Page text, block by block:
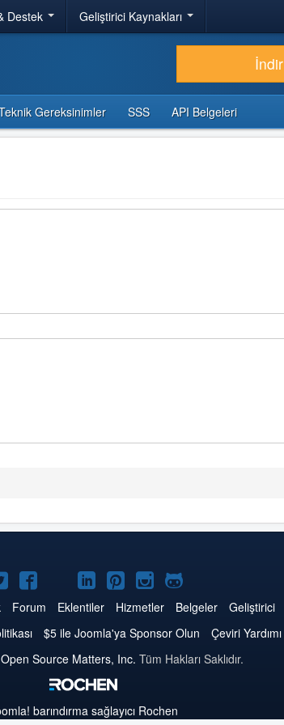
Destek Geliştirici Kaynakları
İndir
Gereksinimler SSS API Belgeleri
Twitter'da
Joomla
Facebook'da
Joomla
YouTube'da
Joomla
LinkedIn'de
Joomla
Pinterest'de
Joomla
Instagram'da
Joomla
GitHub'da
Joomla
Forum Eklentiler Hizmetler Belgeler Geliştirici
$5 ile Joomla'ya Sponsor Olun Çeviri Yardımı
Open Source Matters, Inc. Tüm Hakları Saklıdır.
barındırma sağlayıcı Rochen